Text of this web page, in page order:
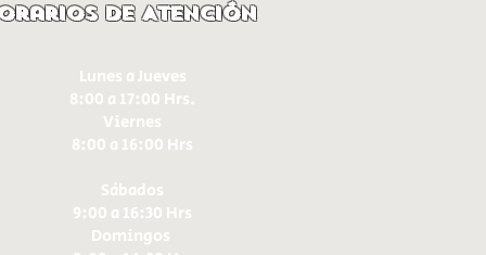
de Atención
Lunes a Jueves
8:00 a 17:00 Hrs.
Viernes
8:00 a 16:00 Hrs​
Sábados
9:00 a 16:30 Hrs
Domingos